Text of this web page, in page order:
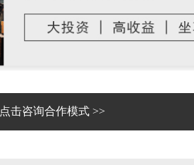
点击咨询合作模式 >>